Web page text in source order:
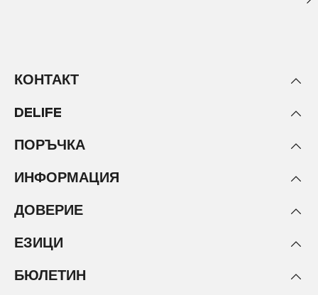
КОНТАКТ
DELIFE
ПОРЪЧКА
ИНФОРМАЦИЯ
ДОВЕРИЕ
ЕЗИЦИ
БЮЛЕТИН